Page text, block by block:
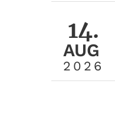
14.
AUG
2026